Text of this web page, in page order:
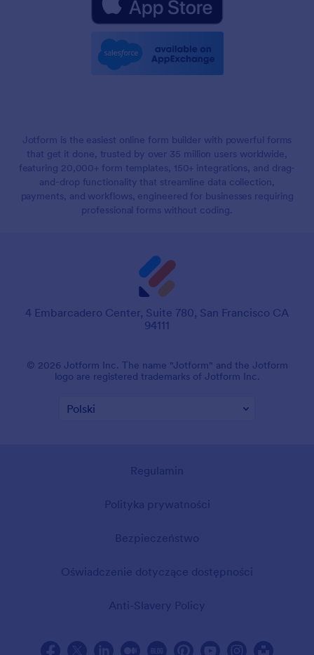
Jotform is the easiest online form builder with powerful forms
that get it done, trusted by over 35 million users worldwide,
featuring 20,000+ form templates, 150+ integrations, and drag-
and-drop functionality that streamline data collection,
payments, and workflows, engineered for businesses requiring
professional forms without coding.
4 Embarcadero Center, Suite 780, San Francisco CA
94111
© 2026 Jotform Inc. The name "Jotform" and the Jotform
logo are registered trademarks of Jotform Inc.
Regulamin
Polityka prywatności
Bezpieczeństwo
Oświadczenie dotyczące dostępności
Anti-Slavery Policy